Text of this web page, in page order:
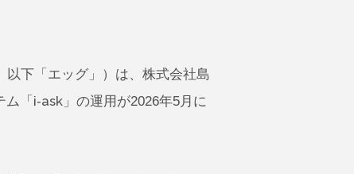
下「エッグ」）は、株式会社島
「i-ask」の運用が2026年5月に